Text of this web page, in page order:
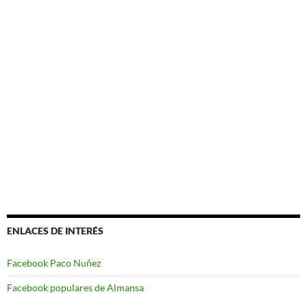
ENLACES DE INTERÉS
Facebook Paco Nuñez
Facebook populares de Almansa